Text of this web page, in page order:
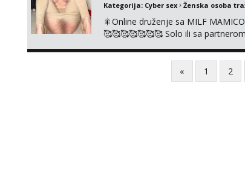
Kategorija: Cyber sex Ženska osoba
🎇Online druženje sa MILF
🥰🥰🥰🥰🥰🥰🥰 Solo ili sa
« 1 2